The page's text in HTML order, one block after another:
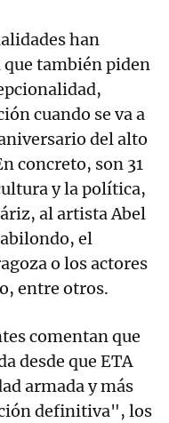
han
también piden
cuando se va a
del alto
concreto, son 31
y la política,
al artista Abel
el
o los actores
entre otros.
comentan que
desde que ETA
armada y más
definitiva", los